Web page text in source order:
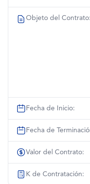
Objeto del Contrato:
Fecha de Inicio:
Fecha de
Valor del Contrato:
K de Contratación: